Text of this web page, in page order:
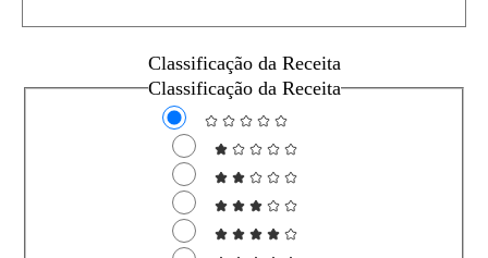
Classificação da Receita
Classificação da Receita